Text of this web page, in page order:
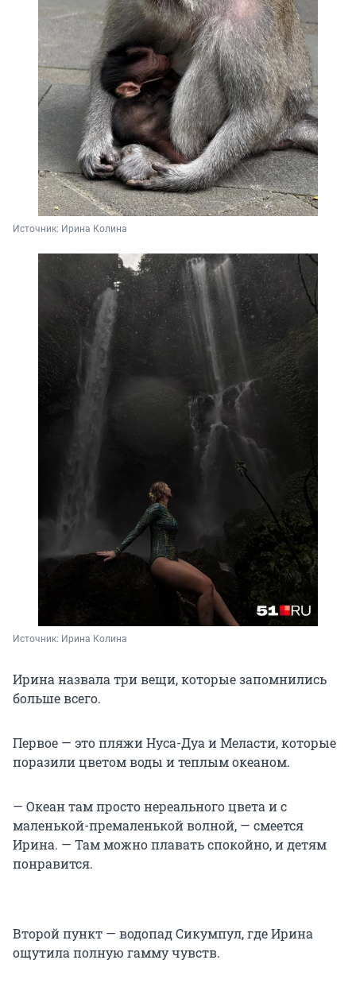
Источник: Ирина Колина
Источник: Ирина Колина
Ирина назвала три вещи, которые запомнились
больше всего.
Первое — это пляжи Нуса-Дуа и Меласти, которые
поразили цветом воды и теплым океаном.
— Океан там просто нереального цвета и с
маленькой-премаленькой волной, — смеется
Ирина. — Там можно плавать спокойно, и детям
понравится.
Второй пункт — водопад Сикумпул, где Ирина
ощутила полную гамму чувств.